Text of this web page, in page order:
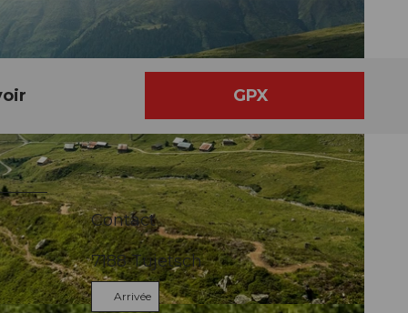
GPX
Contact
7188Tujetsch
Arrivée